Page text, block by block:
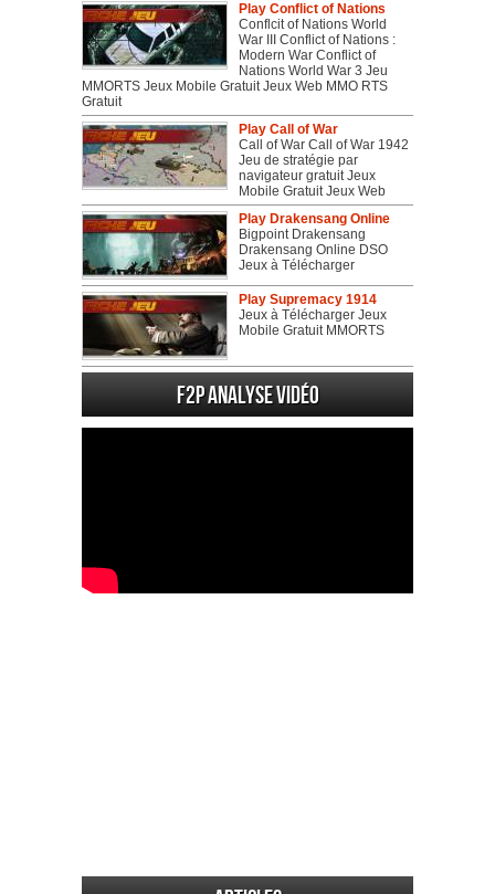
Play Conflict of Nations
Conflcit of Nations World
War III Conflict of Nations :
Modern War Conflict of
Nations World War 3 Jeu
MMORTS Jeux Mobile Gratuit Jeux Web MMO RTS
Gratuit
Play Call of War
Call of War Call of War 1942
Jeu de stratégie par
navigateur gratuit Jeux
Mobile Gratuit Jeux Web
Play Drakensang Online
Bigpoint Drakensang
Drakensang Online DSO
Jeux à Télécharger
Play Supremacy 1914
Jeux à Télécharger Jeux
Mobile Gratuit MMORTS
F2P Analyse vidéo